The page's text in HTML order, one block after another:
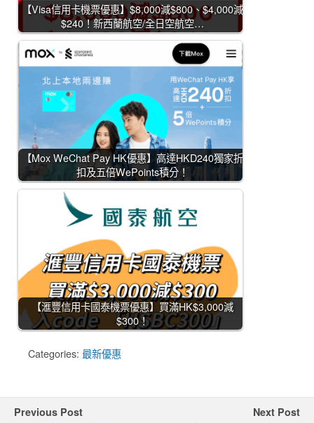
【Visa信用卡機票優惠】$8,000減$800、$4,000減
$240！新西蘭航空/全日空航空…
【Mox WeChat Pay HK優惠】高達HKD240獨家折
扣及五倍WePoints積分！
【滙豐信用卡國泰機票優惠】買滿HK$3,000減
$300！
Categories: 最新優惠
Previous Post Next Post